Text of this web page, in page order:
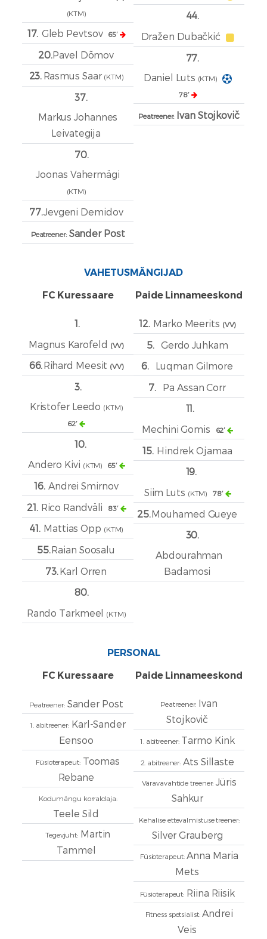
(KTM)
17. Gleb Pevtsov65′
20. Pavel Dõmov
23. Rasmus Saar (KTM)
37.
Markus Johannes
Leivategija
70.
Joonas Vahermägi
(KTM)
77.Jevgeni Demidov
Peatreener:Sander Post
44.
Dražen Dubačkić
77.
Daniel Luts (KTM)
78′
Peatreener:Ivan Stojkovič
VAHETUSMÄNGIJAD
FC Kuressaare
1.
Magnus Karofeld (VV)
66.Rihard Meesit (VV)
3.
Kristofer Leedo (KTM)
62′
10.
Andero Kivi (KTM) 65′
16. Andrei Smirnov
21. Rico Randväli 83′
41. Mattias Opp (KTM)
55.Raian Soosalu
73. Karl Orren
80.
Rando Tarkmeel (KTM)
Paide Linnameeskond
12. Marko Meerits (VV)
5.
Gerdo Juhkam
6.
Luqman Gilmore
7.
Pa Assan Corr
11.
Mechini Gomis 62′
15. Hindrek Ojamaa
19.
Siim Luts (KTM) 78′
25. Mouhamed Gueye
30.
Abdourahman
Badamosi
PERSONAL
FC Kuressaare
Peatreener:Sander Post
1. abitreener: Karl-Sander
Eensoo
Füsioterapeut:Toomas
Rebane
Kodumängu korraldaja:
Teele Sild
Tegevjuht: Martin
Tammel
Paide Linnameeskond
Peatreener: Ivan
Stojkovič
1. abitreener:Tarmo Kink
2. abitreener: Ats Sillaste
Väravavahtide treener: Jüris
Sahkur
Kehalise ettevalmistuse treener:
Silver Grauberg
Füsioterapeut:Anna Maria
Mets
Füsioterapeut: Riina Riisik
Fitness spetsialist:Andrei
Veis